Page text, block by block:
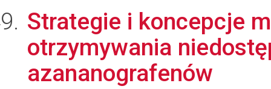
Strategie i koncepcje
otrzymywania
azananografenów